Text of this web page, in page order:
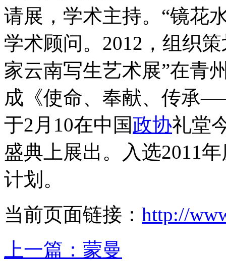
请展，学术主持。“镜花
学术顾问。2012，组织
家云南写生艺术展”在青
成《使命、奉献、传承
于2月10在中国政协礼堂
盛典上展出。入选2011
计划。
当前页面链接： http://
上一篇： 蒙曼